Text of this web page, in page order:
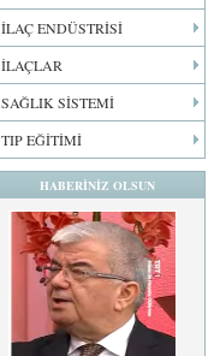
İLAÇ ENDÜSTRİSİ
İLAÇLAR
SAĞLIK SİSTEMİ
TIP EĞİTİMİ
HABERİNİZ OLSUN